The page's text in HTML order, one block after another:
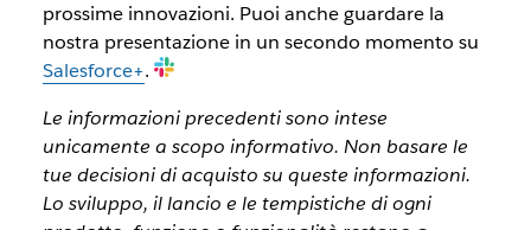
prossime innovazioni. Puoi anche guardare la
nostra presentazione in un secondo momento su
Salesforce+.
Le informazioni precedenti sono intese
unicamente a scopo informativo. Non basare le
tue decisioni di acquisto su queste informazioni.
Lo sviluppo, il lancio e le tempistiche di ogni